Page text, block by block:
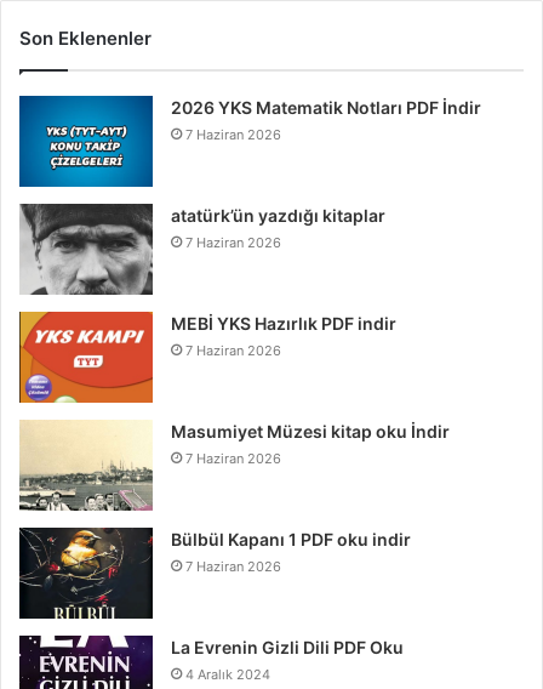
Son Eklenenler
2026 YKS Matematik Notları PDF İndir
7 Haziran 2026
atatürk’ün yazdığı kitaplar
7 Haziran 2026
MEBİ YKS Hazırlık PDF indir
7 Haziran 2026
Masumiyet Müzesi kitap oku İndir
7 Haziran 2026
Bülbül Kapanı 1 PDF oku indir
7 Haziran 2026
La Evrenin Gizli Dili PDF Oku
4 Aralık 2024